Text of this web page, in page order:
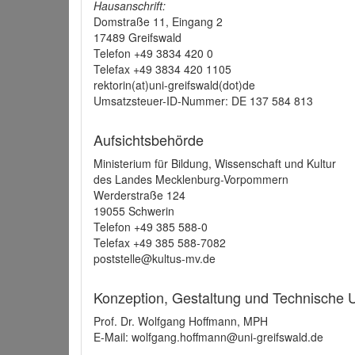
Hausanschrift:
Domstraße 11, Eingang 2
17489 Greifswald
Telefon +49 3834 420 0
Telefax +49 3834 420 1105
rektorin(at)uni-greifswald(dot)de
Umsatzsteuer-ID-Nummer: DE 137 584 813
Aufsichtsbehörde
Ministerium für Bildung, Wissenschaft und Kultur
des Landes Mecklenburg-Vorpommern
Werderstraße 124
19055 Schwerin
Telefon +49 385 588-0
Telefax +49 385 588-7082
poststelle@kultus-mv.de
Konzeption, Gestaltung und Technische
Prof. Dr. Wolfgang Hoffmann, MPH
E-Mail: wolfgang.hoffmann@uni-greifswald.de